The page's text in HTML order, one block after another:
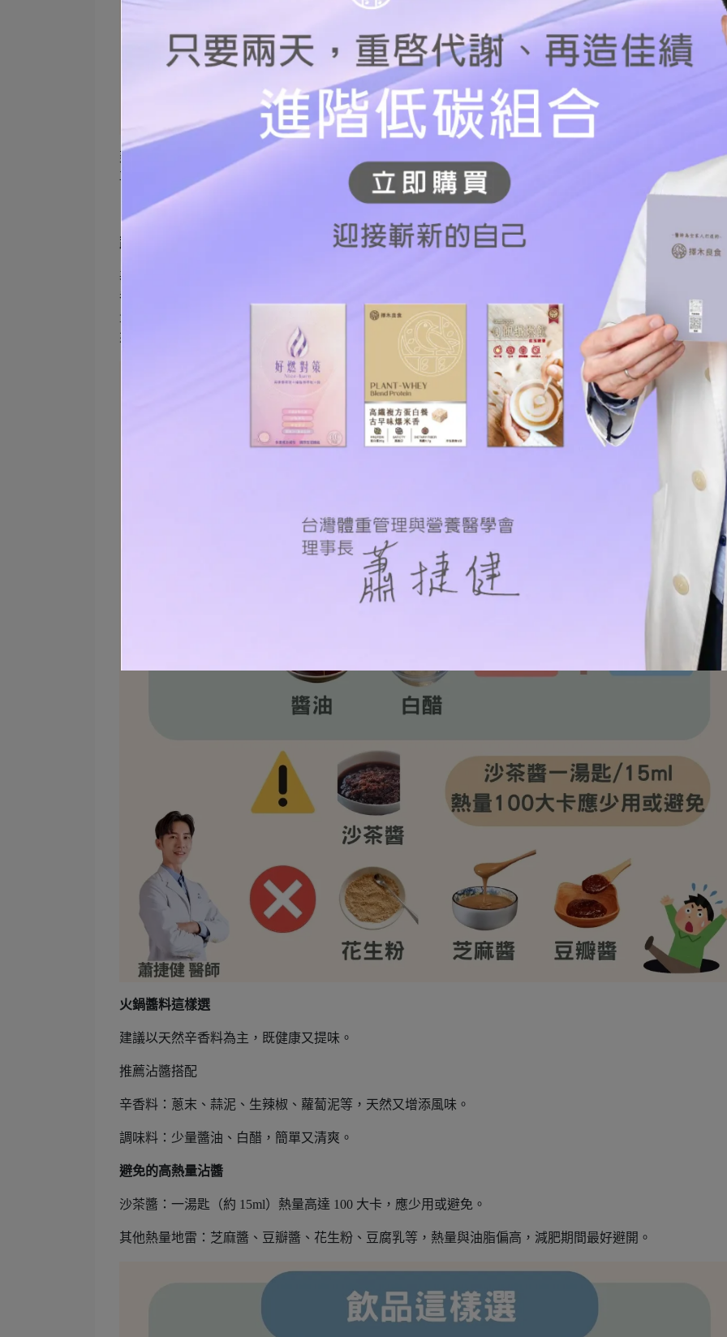
建議以新鮮蔬菜取代火鍋料，既能補充纖維，又能降低熱量負擔，但如果真的很想吃的話，火鍋料份量減
再搭配新鮮蔬菜也是可以～
蔬菜 熱量較低，富含維生素、礦物質，還有可以增加飽足感的膳食纖維，真的是減脂減重好幫手！
基本上葉菜類、瓜果類、海藻菇類等都很適合煮火鍋。但要留意一下蔬菜建議都不要煮太久，容易變色、
養素像是維生素B群與維生素C也容易流失到湯裡。如果吃膩了葉菜類，不妨試試菇類！菇類熱量低、纖維
量高，營養價值豐富，是火鍋配料的絕佳選擇。不僅能增添口感，還能讓整鍋火鍋更健康又有層次感，吃
來更滿足！
火鍋醬料這樣選
建議以天然辛香料為主，既健康又提味。
推薦沾醬搭配
辛香料：蔥末、蒜泥、生辣椒、蘿蔔泥等，天然又增添風味。
調味料：少量醬油、白醋，簡單又清爽。
避免的高熱量沾醬
沙茶醬：一湯匙（約 15ml）熱量高達 100 大卡，應少用或避免。
其他熱量地雷：芝麻醬、豆瓣醬、花生粉、豆腐乳等，熱量與油脂偏高，減肥期間最好避開。